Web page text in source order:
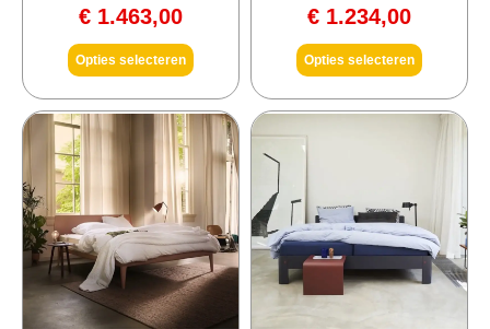
€ 1.463,00
Opties selecteren
€ 1.234,00
Opties selecteren